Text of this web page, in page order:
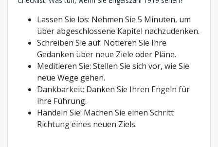
Lassen Sie los: Nehmen Sie 5 Minuten, um
über abgeschlossene Kapitel nachzudenken.
Schreiben Sie auf: Notieren Sie Ihre
Gedanken über neue Ziele oder Pläne.
Meditieren Sie: Stellen Sie sich vor, wie Sie
neue Wege gehen.
Dankbarkeit: Danken Sie Ihren Engeln für
ihre Führung.
Handeln Sie: Machen Sie einen Schritt
Richtung eines neuen Ziels.